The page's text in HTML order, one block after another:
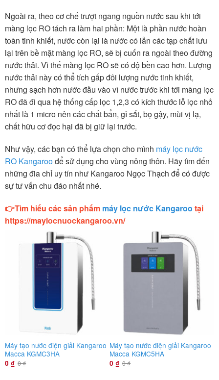
Ngoài ra, theo cơ chế trượt ngang nguồn nước sau khi tới
màng lọc RO tách ra làm hai phần: Một là phần nước hoàn
toàn tinh khiết, nước còn lại là nước có lẫn các tạp chất lưu
lại trên bề mặt màng lọc RO, sẽ bị cuốn ra ngoài theo đường
nước thải. Vì thế màng lọc RO sẽ có độ bền cao hơn. Lượng
nước thải này có thể tích gấp đôi lượng nước tinh khiết,
nhưng sạch hơn nước đầu vào vì nước trước khi tới màng lọc
RO đã đi qua hệ thống cấp lọc 1,2,3 có kích thước lỗ lọc nhỏ
nhất là 1 micro nên các chất bẩn, gỉ sắt, bọ gậy, mùi vị lạ,
chất hữu cơ đọc hại đã bị giữ lại trước.
Như vậy, các bạn có thể lựa chọn cho mình máy lọc nước
RO Kangaroođể sử dụng cho vùng nông thôn. Hãy tìm đến
những đia chỉ uy tín như Kangaroo Ngọc Thạch để có được
sự tư vấn chu đáo nhất nhé.
👉Tìm hiểu các sản phẩm máy lọc nước Kangaroo tại
https://maylocnuockangaroo.vn/
Máy tạo nước điện giải Kangaroo
Macca KGMC3HA
0 ₫ 0₫
Máy tạo nước điện giải Kangaroo
Macca KGMC5HA
0 ₫ 0₫